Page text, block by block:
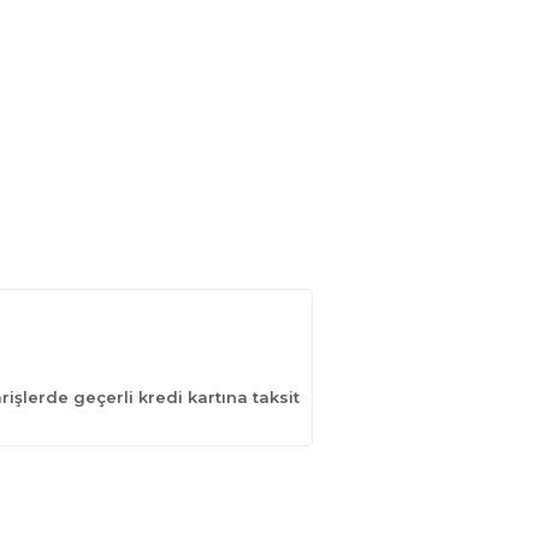
geçerli kredi kartına taksit